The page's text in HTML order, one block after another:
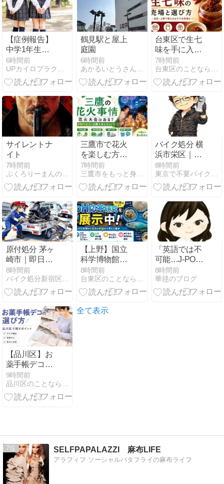
【症例報告】
中学1年生の
女の子｜33度
まで進行した
側弯症が24.5
たケース
6時間前
鶴見駅と屋上
庭園
6時間前
台東区で生七
味を手に入れ
るなら｜生七
味二大巨頭と
それを追う注
7時間前
サイレントナ
イト
7時間前
ぶくろりーまんの徒然草
三鷹市で花火
を楽しむ方法
花火大会は市
外へ
7時間前
バイク処分 横
浜市栄区｜原
付・スクータ
ー即回収【バ
イク回収ホン
８年版
8時間前
原付処分 茅ヶ
崎市｜即日対
応・激安【バ
イク回収ホン
ポBUM】２０
8時間前
【上野】国立
科学博物館で
生命を支える
pH応答｜2026
年10月18日ま
8時間前
「英語では不
可能…J-POP
が日本語でし
か成立しない
理由」日本人
8時間前
華毬のブログ
【品川区】お
薬手帳デコ、
推し活用と通
院用で選び方
はどう違う？
9時間前
全て表示
7 SELFPAPALAZZI 麻布LIFE
アラフィフ ソーシャルバタフライの麻布ライフ